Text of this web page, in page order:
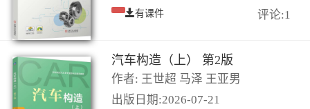
有课件 评论:1
汽车构造（上） 第2版
作者: 王世超 马泽 王亚男
出版日期:2026-07-21